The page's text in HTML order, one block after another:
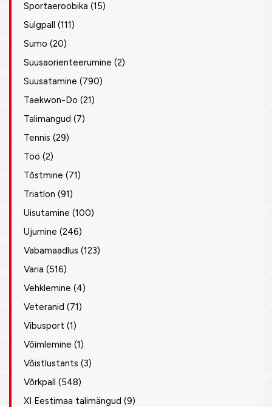
Sportaeroobika (15)
Sulgpall (111)
Sumo (20)
Suusaorienteerumine (2)
Suusatamine (790)
Taekwon-Do (21)
Talimangud (7)
Tennis (29)
Töö (2)
Tõstmine (71)
Triatlon (91)
Uisutamine (100)
Ujumine (246)
Vabamaadlus (123)
Varia (516)
Vehklemine (4)
Veteranid (71)
Vibusport (1)
Võimlemine (1)
Võistlustants (3)
Võrkpall (548)
XI Eestimaa talimängud (9)